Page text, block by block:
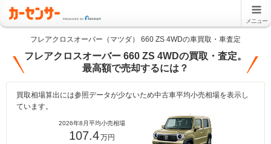
メニュー
フレアクロスオーバー（マツダ） 660 ZS 4WDの車買取・車査定
フレアクロスオーバー 660 ZS 4WDの買取・査定。
最高額で売却するには？
買取相場算出には参照データが少ないため中古車平均小売相場を表示し
ています。
2026年8月平均小売相場
107.4万円